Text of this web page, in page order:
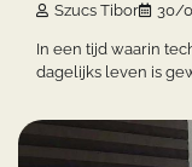
Szucs Tibor 30/
In een tijd waarin
dagelijks leven is